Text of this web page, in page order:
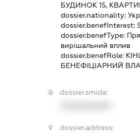
БУДИНОК 15,
dossier.nationality:
dossier.benefInterest:
dossier.benefType:
вирішальний вплив
dossier.benefRole:
БЕНЕФІЦІАРНИЙ
dossier.smida:
dossier.address: